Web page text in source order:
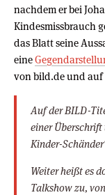
nachdem er bei
Kindesmissbrauch
das Blatt seine
eine
von bild.de und auf
Auf der BILD-
einer
Kinder-
Weiter heißt es
Talkshow zu,